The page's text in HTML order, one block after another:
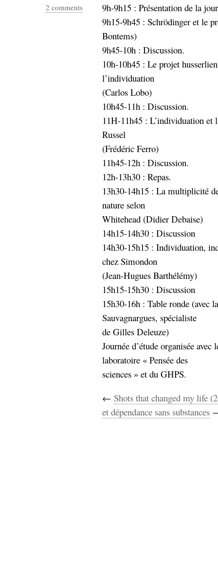
2 comments
9h-9h15 : Présentation de la
9h15-9h45 : Schrödinger et le
Bontems)
9h45-10h : Discussion.
10h-10h45 : Le projet
l’individuation
(Carlos Lobo)
10h45-11h : Discussion.
11H-11h45 : L’individuation et
Russel
(Frédéric Ferro)
11h45-12h : Discussion.
12h-13h30 : Repas.
13h30-14h15 : La multiplicité
nature selon
Whitehead (Didier Debaise)
14h15-14h30 : Discussion
14h30-15h15 : Individuation,
chez Simondon
(Jean-Hugues Barthélémy)
15h15-15h30 : Discussion
15h30-16h : Table ronde (avec
Sauvagnargues, spécialiste
de Gilles Deleuze)
Journée d’étude organisée
laboratoire « Pensée des
sciences » et du GHPS.
← Shots that changed my life
et dépendance sans substances
participation